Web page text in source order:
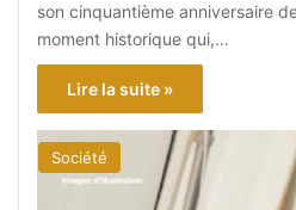
son cinquantième anniversaire
moment historique qui,…
Lire la suite »
Société